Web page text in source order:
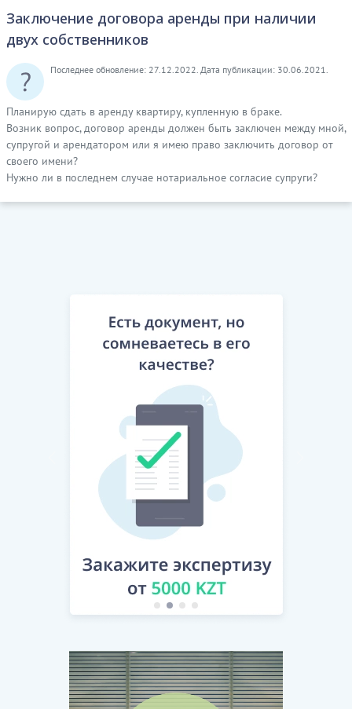
Заключение договора аренды при наличии
двух собственников
Последнее обновление: 27.12.2022. Дата публикации: 30.06.2021.
Планирую сдать в аренду квартиру, купленную в браке.
Возник вопрос, договор аренды должен быть заключен между мной,
супругой и арендатором или я имею право заключить договор от
своего имени?
Нужно ли в последнем случае нотариальное согласие супруги?